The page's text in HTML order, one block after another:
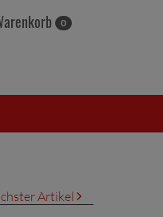
0
Artikel